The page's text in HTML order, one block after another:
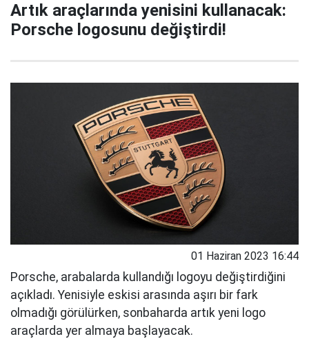
Artık araçlarında yenisini kullanacak:
Porsche logosunu değiştirdi!
01 Haziran 2023 16:44
Porsche, arabalarda kullandığı logoyu değiştirdiğini
açıkladı. Yenisiyle eskisi arasında aşırı bir fark
olmadığı görülürken, sonbaharda artık yeni logo
araçlarda yer almaya başlayacak.